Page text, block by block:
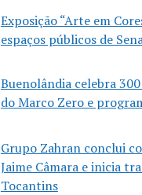
Exposição “Arte em
espaços públicos de
Buenolândia celebra
do Marco Zero e
Grupo Zahran conclui
Jaime Câmara e inicia
Tocantins